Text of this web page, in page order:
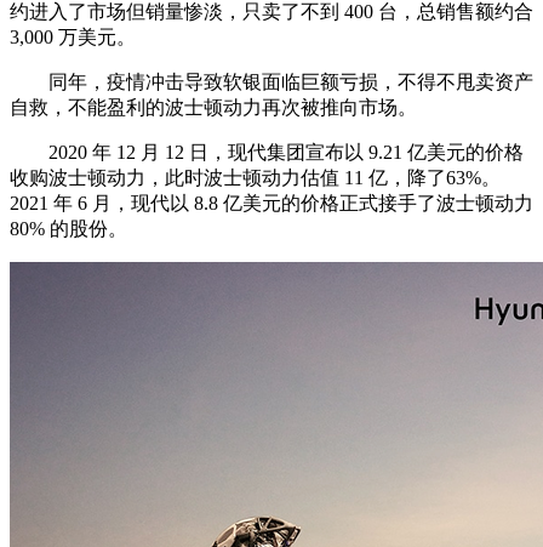
约进入了市场但销量惨淡，只卖了不到 400 台，总销售额约合
3,000 万美元。
同年，疫情冲击导致软银面临巨额亏损，不得不甩卖资产
自救，不能盈利的波士顿动力再次被推向市场。
2020 年 12 月 12 日，现代集团宣布以 9.21 亿美元的价格
收购波士顿动力，此时波士顿动力估值 11 亿，降了63%。
2021 年 6 月，现代以 8.8 亿美元的价格正式接手了波士顿动力
80% 的股份。